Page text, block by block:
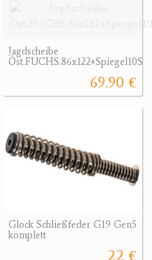
Jagdscheibe
69.90 €
Glock Schließfeder G19 Gen5
komplett
22 €